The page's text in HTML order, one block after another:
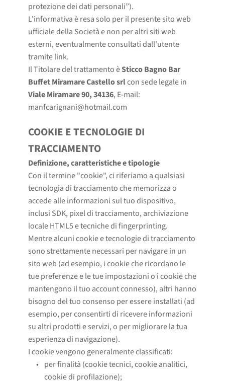
protezione dei dati personali”).
L'informativa è resa solo per il presente sito web
ufficiale della Società e non per altri siti web
esterni, eventualmente consultati dall'utente
tramite link.
Il Titolare del trattamento èSticco Bagno Bar
Buffet Miramare Castello srlcon sede legale in
Viale Miramare 90, 34136, E-mail:
manfcarignani@hotmail.com
COOKIE E TECNOLOGIE DI
TRACCIAMENTO
Definizione, caratteristiche e tipologie
Con il termine "cookie", ci riferiamo a qualsiasi
tecnologia di tracciamento che memorizza o
accede alle informazioni sul tuo dispositivo,
inclusi SDK, pixel di tracciamento, archiviazione
locale HTML5 e tecniche di fingerprinting.
Mentre alcuni cookie e tecnologie di tracciamento
sono strettamente necessari per navigare in un
sito web (ad esempio, i cookie che ricordano le
tue preferenze e le tue impostazioni o i cookie che
mantengono il tuo account connesso), altri hanno
bisogno del tuo consenso per essere installati (ad
esempio, per consentirti di ricevere informazioni
su altri prodotti e servizi, o per migliorare la tua
esperienza di navigazione).
I cookie vengono generalmente classificati:
per finalità (cookie tecnici, cookie analitici,
cookie di profilazione);